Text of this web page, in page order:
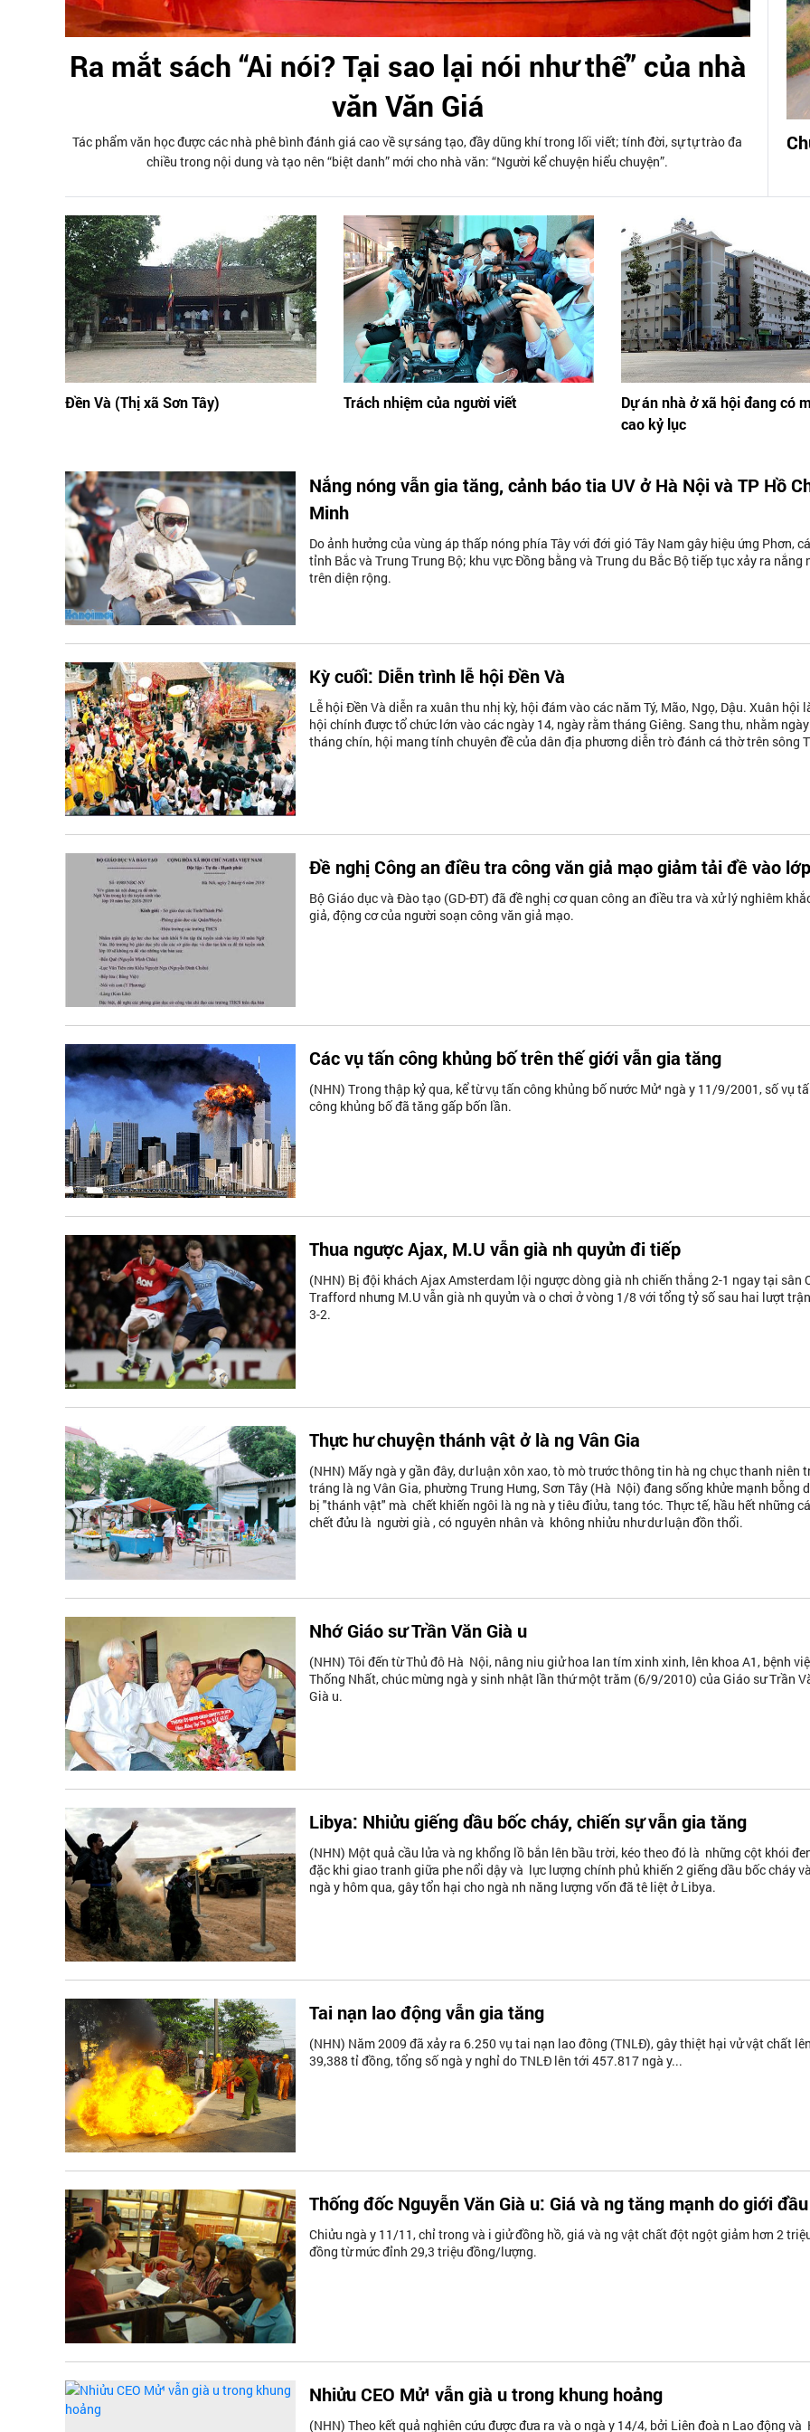
Ra mắt sách “Ai nói? Tại sao lại nói như thế” của nhà
văn Văn Giá
Tác phẩm văn học được các nhà phê bình đánh giá cao về sự sáng tạo, đầy dũng khí trong lối viết; tính đời, sự tự trào đa
chiều trong nội dung và tạo nên “biệt danh” mới cho nhà văn: “Người kể chuyện hiểu chuyện”.
Đền Và (Thị xã Sơn Tây) Trách nhiệm của người viết
Dự án nhà ở xã hội đang có
cao kỷ lục
Nắng nóng vẫn gia tăng, cảnh báo tia UV ở Hà Nội và TP Hồ
Minh
Do ảnh hưởng của vùng áp thấp nóng phía Tây với đới gió Tây Nam gây hiệu ứng Phơn,
tỉnh Bắc và Trung Trung Bộ; khu vực Đồng bằng và Trung du Bắc Bộ tiếp tục xảy ra nắng
trên diện rộng.
Kỳ cuối: Diễn trình lễ hội Đền Và
Lễ hội Đền Và diễn ra xuân thu nhị kỳ, hội đám vào các năm Tý, Mão, Ngọ, Dậu. Xuân hội
hội chính được tổ chức lớn vào các ngày 14, ngày rằm tháng Giêng. Sang thu, nhằm
tháng chín, hội mang tính chuyên đề của dân địa phương diễn trò đánh cá thờ trên sông
Đề nghị Công an điều tra công văn giả mạo giảm tải đề vào
Bộ Giáo dục và Đào tạo (GD-ĐT) đã đề nghị cơ quan công an điều tra và xử lý nghiêm
giả, động cơ của người soạn công văn giả mạo.
Các vụ tấn công khủng bố trên thế giới vẫn gia tăng
(NHN) Trong thập kỷ qua, kể từ vụ tấn công khủng bố nước Mử¹ ngà y 11/9/2001, số vụ
công khủng bố đã tăng gấp bốn lần.
Thua ngược Ajax, M.U vẫn già nh quyửn đi tiếp
(NHN) Bị đội khách Ajax Amsterdam lội ngược dòng già nh chiến thắng 2-1 ngay tại sân
Trafford nhưng M.U vẫn già nh quyửn và o chơi ở vòng 1/8 với tổng tỷ số sau hai lượt
3-2.
Thực hư chuyện thánh vật ở là ng Vân Gia
(NHN) Mấy ngà y gần đây, dư luận xôn xao, tò mò trước thông tin hà ng chục thanh niên
tráng là ng Vân Gia, phường Trung Hưng, Sơn Tây (Hà Nội) đang sống khửe mạnh bỗng
bị "thánh vật" mà chết khiến ngôi là ng nà y tiêu điửu, tang tóc. Thực tế, hầu hết những
chết đửu là người già , có nguyên nhân và không nhiửu như dư luận đồn thổi.
Nhớ Giáo sư Trần Văn Già u
(NHN) Tôi đến từ Thủ đô Hà Nội, nâng niu giử hoa lan tím xinh xinh, lên khoa A1, bệnh
Thống Nhất, chúc mừng ngà y sinh nhật lần thứ một trăm (6/9/2010) của Giáo sư Trần
Già u.
Libya: Nhiửu giếng dầu bốc cháy, chiến sự vẫn gia tăng
(NHN) Một quả cầu lử­a và ng khổng lồ bắn lên bầu trời, kéo theo đó là những cột khói
đặc khi giao tranh giữa phe nổi dậy và lực lượng chính phủ khiến 2 giếng dầu bốc cháy
ngà y hôm qua, gây tổn hại cho ngà nh năng lượng vốn đã tê liệt ở Libya.
Tai nạn lao động vẫn gia tăng
(NHN) Năm 2009 đã xảy ra 6.250 vụ tai nạn lao đông (TNLĐ), gây thiệt hại vử vật chất
39,388 tỉ đồng, tổng số ngà y nghỉ do TNLĐ lên tới 457.817 ngà y...
Thống đốc Nguyễn Văn Già u: Giá và ng tăng mạnh do giới
Chiửu ngà y 11/11, chỉ trong và i giử đồng hồ, giá và ng vật chất đột ngột giảm hơn 2
đồng từ mức đỉnh 29,3 triệu đồng/lượng.
Nhiửu CEO Mử¹ vẫn già u trong khung hoảng
(NHN) Theo kết quả nghiên cứu được đưa ra và o ngà y 14/4, bởi Liên đoà n Lao động và